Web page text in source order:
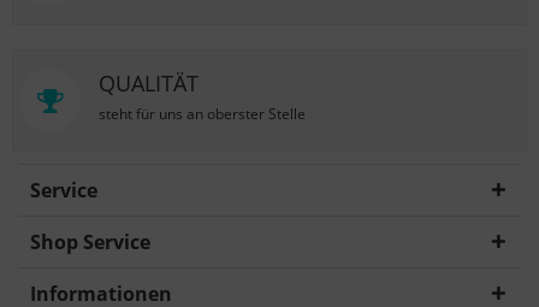
QUALITÄT
steht für uns an oberster Stelle
Service
Shop Service
Informationen